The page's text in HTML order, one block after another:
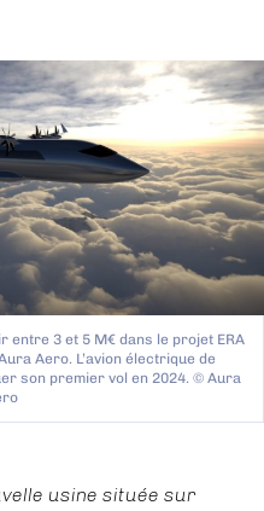
entre 3 et 5 M€ dans le projet ERA
Aero. L’avion électrique de
son premier vol en 2024. © Aura
usine située sur